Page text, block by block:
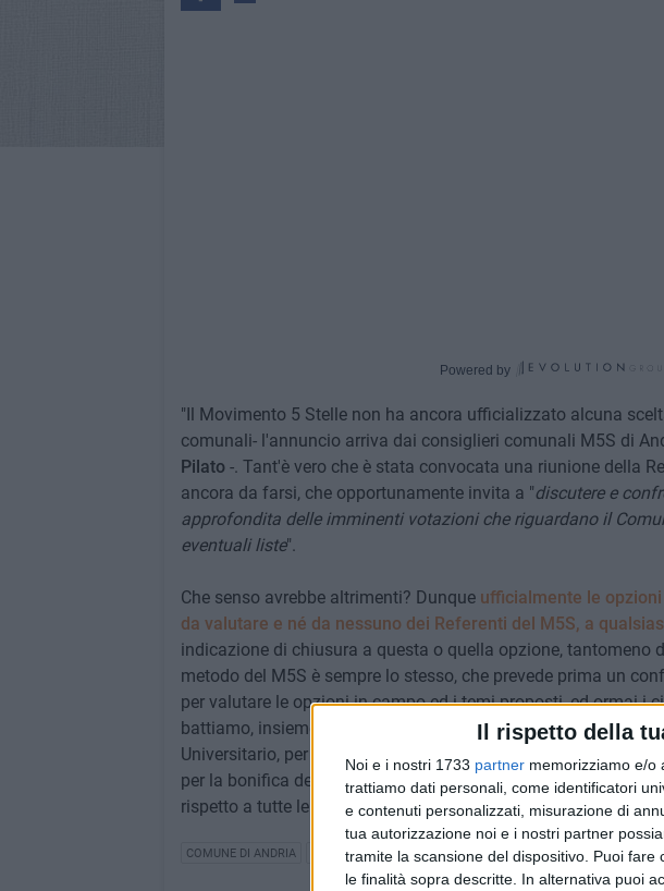
Il rispetto della
Noi e i nostri 1733 partner memorizziamo e/o
trattiamo dati personali, come identificatori
e contenuti personalizzati, misurazione di
tua autorizzazione noi e i nostri partner
tramite la scansione del dispositivo. Puoi
le finalità sopra descritte. In alternativa puoi
Powered by
"Il Movimento 5 Stelle non ha ancora ufficializzato alcuna
comunali- l'annuncio arriva dai consiglieri comunali M5S di
Pilato -. Tant'è vero che è stata convocata una riunione della
ancora da farsi, che opportunamente invita a "discutere e
approfondita delle imminenti votazioni che riguardano il
eventuali liste".
Che senso avrebbe altrimenti? Dunque ufficialmente le
da valutare e né da nessuno dei Referenti del M5S, a
indicazione di chiusura a questa o quella opzione, tantomeno
metodo del M5S è sempre lo stesso, che prevede prima un
per valutare le opzioni in campo ed i temi proposti, ed ormai i
battiamo, insieme ad un altro consigliere comunale, per il
Universitario, per la salvaguardia dell'Ospedale Bonomo, per
per la bonifica delle discariche di rifiuti ed altro. Solo dopo un
rispetto a tutte le opzioni politiche in campo, si arriva alla
COMUNE DI ANDRIA CONSIGLIO COMUNALE M5S ANDRIA ELEZIONI COMUNALI